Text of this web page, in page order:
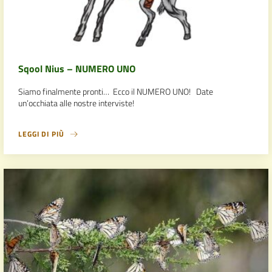
Sqool Nius – NUMERO UNO
Siamo finalmente pronti… Ecco il NUMERO UNO! Date
un’occhiata alle nostre interviste!
LEGGI DI PIÙ